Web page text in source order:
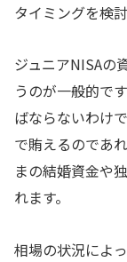
タイミングを検
ジュニアNISAの
うのが一般的で
ばならないわけ
で賄えるのであ
まの結婚資金や
れます。
相場の状況によ